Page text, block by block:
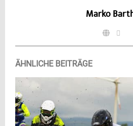
Marko
ÄHNLICHE BEITRÄGE